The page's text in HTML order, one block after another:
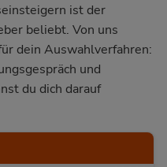
ist der
beliebt. Von uns
dein Auswahlverfahren:
und
du dich darauf